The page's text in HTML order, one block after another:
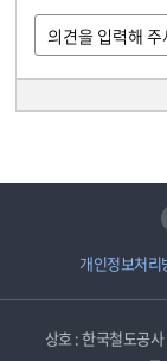
개인정보처리
상호 : 한국철도공사